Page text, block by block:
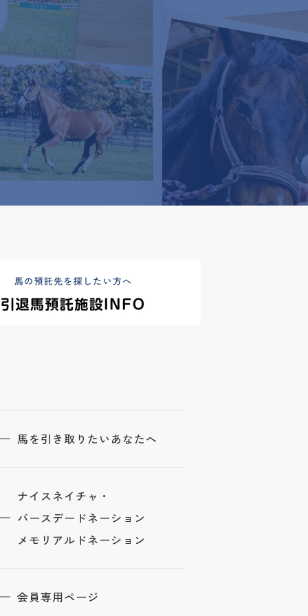
馬を引き取りたいあなたへ
ナイスネイチャ・
バースデードネーション
メモリアルドネーション
会員専用ページ